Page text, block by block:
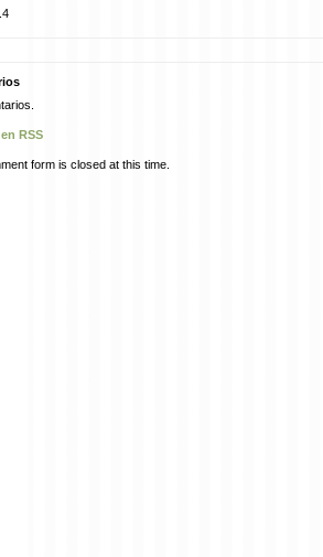
RSS
form is closed at this time.